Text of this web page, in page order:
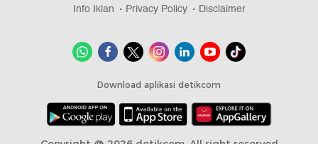
Info Iklan
Privacy Policy Disclaimer
Download aplikasi detikcom